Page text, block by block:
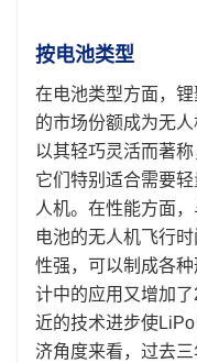
按电池类型
在电池类型方面，
的市场份额成为无
以其轻巧灵活而著
它们特别适合需要
人机。在性能方面
电池的无人机飞行
性强，可以制成各
计中的应用又增加
近的技术进步使
济角度来看，过去